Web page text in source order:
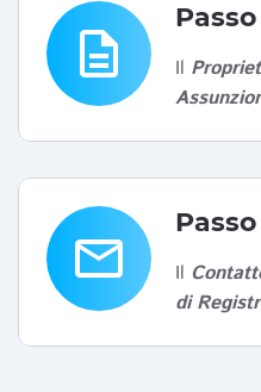
description
Passo
Il
email Il
di